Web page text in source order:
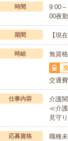
時間
9:00
00夜
期間 【現
時給 無資
交通
仕事内容
介護
≪介護
見守
応募資格
職種